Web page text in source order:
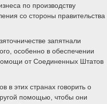
по производству
со стороны правительства
запятнали
особенно в обеспечении
от Соединенных Штатов
в этих странах говорить о
помощью, чтобы они